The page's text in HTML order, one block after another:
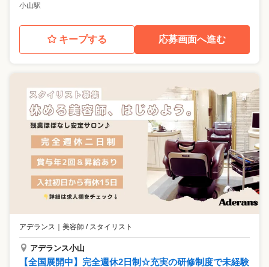
小山駅
キープする 応募画面へ進む
アデランス ｜ 美容師 / スタイリスト
アデランス小山
【全国展開中】完全週休2日制☆充実の研修制度で未経験